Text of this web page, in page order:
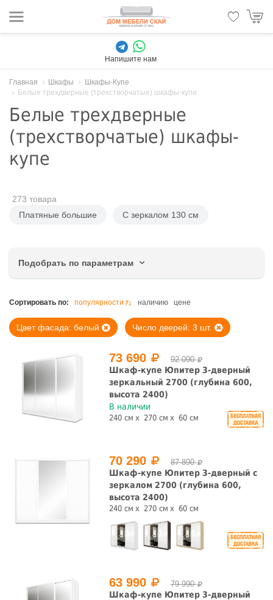
Напишите нам
Главная Шкафы
Шкафы-Купе
Белые трехдверные (трехстворчатые) шкафы-купе
Белые трехдверные
(трехстворчатые) шкафы-
купе
273 товара
Платяные большие
С зеркалом 130 см
Подобрать по параметрам
Цена, руб.
Цвет корпуса
Цвет фасада
С зеркалом
да
Ширина, см
Сортировать по: популярности наличию цене
Цвет фасада: белый Число дверей: 3 шт.
73 690 92 090
Шкаф-купе Юпитер 3-дверный
зеркальный 2700 (глубина 600,
высота 2400)
В наличии
240 см 270 см 60 см
70 290 87 890
Шкаф-купе Юпитер 3-дверный с
зеркалом 2700 (глубина 600,
высота 2400)
240 см 270 см 60 см
63 990 79 990
Шкаф-купе Юпитер 3-дверный